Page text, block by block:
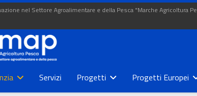
nel Settore Agroalimentare e della Pesca "Marche Agricoltura
Servizi Progetti Progetti Europei